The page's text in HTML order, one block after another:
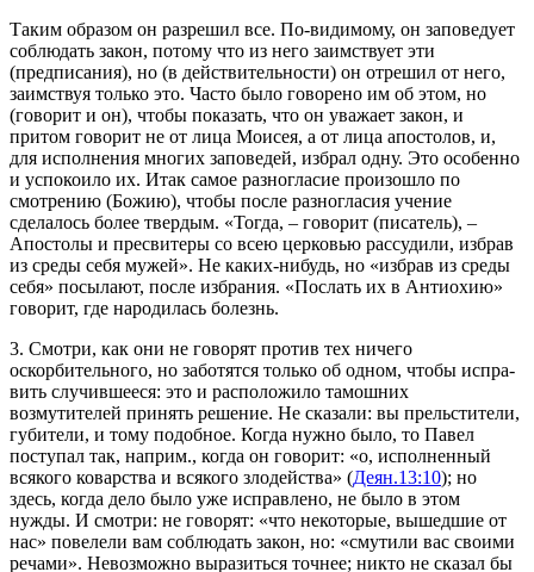
Таким образом он разрешил все. По-видимому, он заповедует
соблюдать закон, потому что из него заимствует эти
(предписания), но (в действительно­сти) он отрешил от него,
заимствуя только это. Часто было говорено им об этом, но
(говорит и он), чтобы показать, что он уважает закон, и
притом говорит не от лица Мои­сея, а от лица апостолов, и,
для исполнения многих запове­дей, избрал одну. Это особенно
и успокоило их. Итак самое разногласие произошло по
смотрению (Божию), чтобы после раз­ногласия учение
сделалось более твердым. «Тогда, – говорит (писатель), –
Апостолы и пресвитеры со всею церковью рассудили, избрав
из среды себя мужей». Не каких-нибудь, но «избрав из среды
себя» посылают, после избрания. «Послать их в Антиохию»
говорит, где народилась болезнь.
3. Смотри, как они не говорят против тех ничего
оскорбительного, но заботятся только об одном, чтобы испра­
вить случившееся: это и расположило тамошних
возмутителей принять решение. Не сказали: вы прельстители,
губители, и тому подобное. Когда нужно было, то Павел
поступал так, наприм., когда он говорит: «о, исполненный
всякого коварства и всякого злодейства» (Деян.13:10); но
здесь, когда дело было уже исправлено, не было в этом
нужды. И смотри: не говорят: «что некоторые, вышедшие от
нас» повелели вам со­блюдать закон, но: «смутили вас своими
речами». Невоз­можно выразиться точнее; никто не сказал бы